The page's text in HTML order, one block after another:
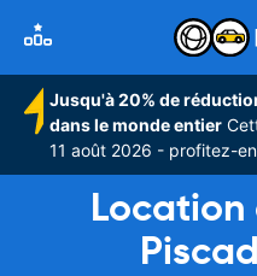
Jusqu'à 20% de
dans le monde entier
11 août 2026 - profitez-
Location